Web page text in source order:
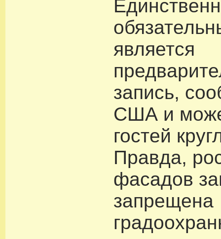
является
запись,
США и
гостей
Правда,
фасадов
запрещена